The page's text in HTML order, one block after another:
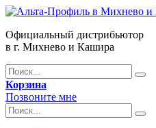
Официальный дистрибьютор
в г. Михнево и Кашира
Корзина
Позвоните мне